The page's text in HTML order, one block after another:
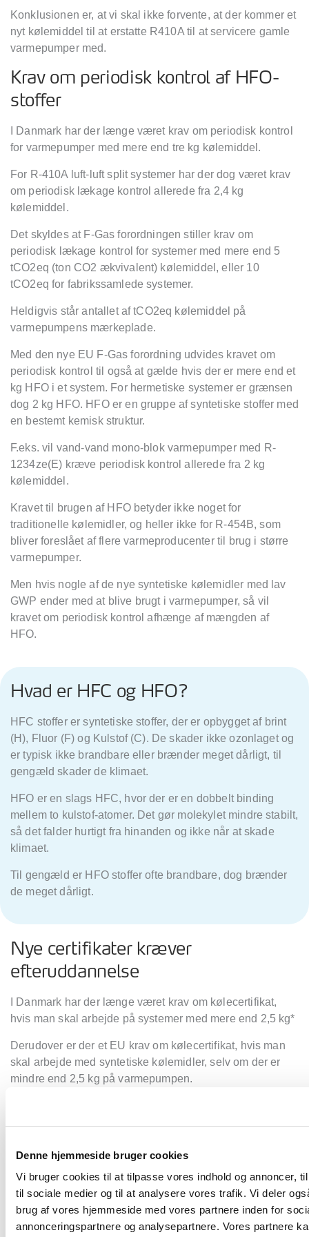
Denne hjemmeside bruger cookies
Vi bruger cookies til at tilpasse vores indhold og annoncer,
til sociale medier og til at analysere vores trafik. Vi deler
brug af vores hjemmeside med vores partnere inden for
annonceringspartnere og analysepartnere. Vores partnere
Konklusionen er, at vi skal ikke forvente, at der kommer et
nyt kølemiddel til at erstatte R410A til at servicere gamle
varmepumper med.
Krav om periodisk kontrol af HFO-
stoffer
I Danmark har der længe været krav om periodisk kontrol
for varmepumper med mere end tre kg kølemiddel.
For R-410A luft-luft split systemer har der dog været krav
om periodisk lækage kontrol allerede fra 2,4 kg
kølemiddel.
Det skyldes at F-Gas forordningen stiller krav om
periodisk lækage kontrol for systemer med mere end 5
tCO2eq (ton CO2 ækvivalent) kølemiddel, eller 10
tCO2eq for fabrikssamlede systemer.
Heldigvis står antallet af tCO2eq kølemiddel på
varmepumpens mærkeplade.
Med den nye EU F-Gas forordning udvides kravet om
periodisk kontrol til ogsåat gælde hvis der er mere end et
kg HFO i et system. For hermetiske systemer er grænsen
dog 2 kg HFO. HFO er en gruppe af syntetiske stoffer med
en bestemt kemisk struktur.
F.eks. vil vand-vand mono-blok varmepumper med R-
1234ze(E) kræve periodisk kontrol allerede fra 2 kg
kø lemiddel.
Kravet til brugen af HFO betyder ikke noget for
traditionelle kølemidler, og heller ikke for R-454B, som
bliver foreslået af flere varmeproducenter til brug i større
varmepumper.
Men hvis nogle af de nye syntetiske kølemidler med lav
GWP ender med at blive brugt i varmepumper, så vil
kravet om periodisk kontrol afhænge af mængden af
HFO.
Hvad er HFC og HFO?
HFC stoffer er syntetiske stoffer, der er opbygget af brint
(H), Fluor (F) og Kulstof (C). De skader ikke ozonlaget og
er typisk ikke brandbare eller brænder meget dårligt, til
gengæld skader de klimaet.
HFO er en slags HFC, hvor der er en dobbelt binding
mellem to kulstof-atomer. Det gør molekylet mindre stabilt,
så det falder hurtigt fra hinanden og ikke når at skade
klimaet.
Til gengæld er HFO stoffer ofte brandbare, dog brænder
de meget dårligt.
Nye certifikater kræver
efteruddannelse
I Danmark har der længe været krav om kølecertifikat,
hvis man skal arbejde på systemer med mere end 2,5 kg*
Derudover er der et EU krav om kølecertifikat, hvis man
skal arbejde med syntetiske kølemidler, selv om der er
mindre end 2,5 kg på varmepumpen.
De nye certifikater bliver:
A1:gælder for arbejde med syntetiske kølemidler
(HFC+HFO) og kulbrinter (HC)
A2:gælder for arbejde med op til 3 kg syntetiske